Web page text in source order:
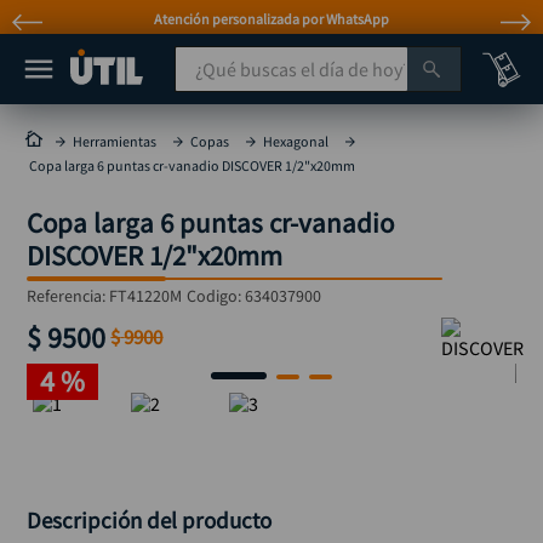
Atención personalizada por WhatsApp
¿Qué buscas el día de hoy?
Herramientas Copas
Hexagonal
Copa larga 6 puntas cr-vanadio DISCOVER 1/2"x20mm
Copa larga 6 puntas cr-vanadio
DISCOVER 1/2"x20mm
Referencia: FT41220M Codigo:634037900
$9500 $9900
4 %
Descripción del producto
MÁS BUSCADOS
taladro
taladros pulidoras
compresor
sierra circular
ruteadora
broca
taladro inalámbrico